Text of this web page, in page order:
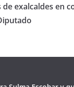
de exalcaldes en